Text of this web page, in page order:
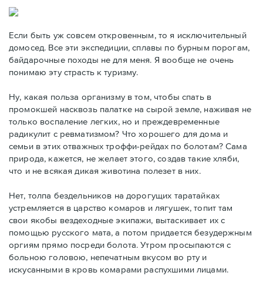
Если быть уж совсем откровенным, то я исключительный
домосед. Все эти экспедиции, сплавы по бурным порогам,
байдарочные походы не для меня. Я вообще не очень
понимаю эту страсть к туризму.
Ну, какая польза организму в том, чтобы спать в
промокшей насквозь палатке на сырой земле, наживая не
только воспаление легких, но и преждевременные
радикулит с ревматизмом? Что хорошего для дома и
семьи в этих отважных троффи-рейдах по болотам? Сама
природа, кажется, не желает этого, создав такие хляби,
что и не всякая дикая животина полезет в них.
Нет, толпа бездельников на дорогущих таратайках
устремляется в царство комаров и лягушек, топит там
свои якобы вездеходные экипажи, вытаскивает их с
помощью русского мата, а потом придается безудержным
оргиям прямо посреди болота. Утром просыпаются с
больною головою, непечатным вкусом во рту и
искусанными в кровь комарами распухшими лицами.